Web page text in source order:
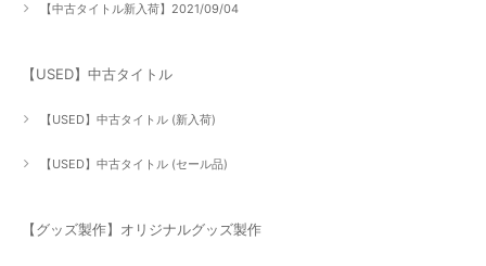
【中古タイトル新入荷】2021/09/04
【USED】中古タイトル
【USED】中古タイトル (新入荷)
【USED】中古タイトル (セール品)
【グッズ製作】オリジナルグッズ製作